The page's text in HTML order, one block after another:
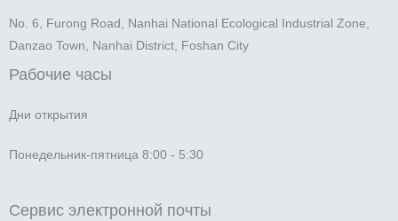
No. 6, Furong Road, Nanhai National Ecological Industrial Zone,
Danzao Town, Nanhai District, Foshan City
Рабочие часы
Дни открытия
Понедельник-пятница 8:00 - 5:30
Сервис электронной почты